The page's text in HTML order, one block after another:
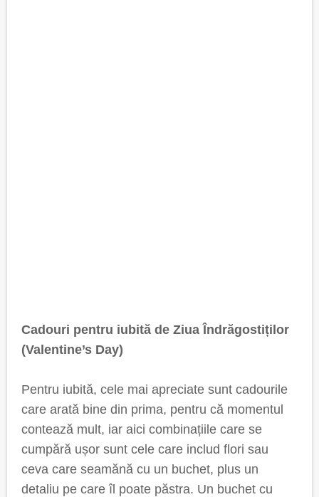
Cadouri pentru iubită de Ziua Îndrăgostiților
(Valentine’s Day)
Pentru iubită, cele mai apreciate sunt cadourile
care arată bine din prima, pentru că momentul
contează mult, iar aici combinațiile care se
cumpără ușor sunt cele care includ flori sau
ceva care seamănă cu un buchet, plus un
detaliu pe care îl poate păstra. Un buchet cu